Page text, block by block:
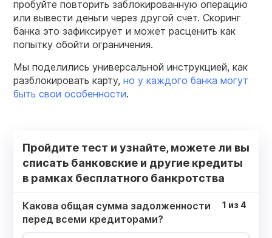
пробуйте повторить заблокированную операцию
или вывести деньги через другой счет. Скоринг
банка это зафиксирует и может расценить как
попытку обойти ограничения.
Мы поделились универсальной инструкцией, как
разблокировать карту, но у каждого банка могут
быть свои особенности.
Пройдите тест и узнайте, можете ли вы
списать банковские и другие кредиты
в рамках бесплатного банкротства
Какова общая сумма задолженности
перед всеми кредиторами?
1 из 4